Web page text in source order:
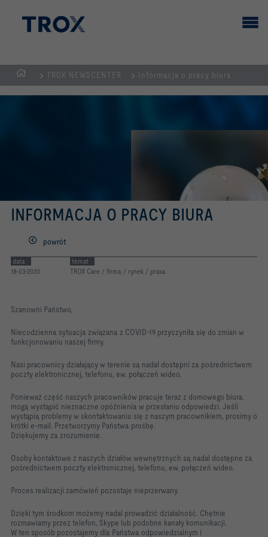
STRONA
TROX NEWSCENTER Informacja o pracy biura
INFORMACJA O PRACY BIURA
powrót
data
18-03-2020
temat
TROX Care / firma / rynek / prasa
Szanowni Państwo,
Niecodzienna sytuacja związana z COVID-19 przyczyniła się do zmian w
funkcjonowaniu naszej firmy.
Nasi pracownicy działający w terenie są nadal dostępni za pośrednictwem
poczty elektronicznej, telefonu, ew. połączeń wideo.
Ponieważ część naszych pracowników pracuje teraz z domowego biura,
mogą wystąpić nieznaczne opóźnienia w przesłaniu odpowiedzi. Jeśli
wystąpią problemy w skontaktowaniu się z naszym pracownikiem, prosimy o
krótki e-mail. Przetworzymy Państwa prośbę.
Dziękujemy za zrozumienie.
Osoby kontaktowe z naszych działów wewnętrznych są nadal dostępne za
pośrednictwem poczty elektronicznej, telefonu, ew. połączeń wideo.
Proces realizacji zamówień pozostaje nieprzerwany.
Dzięki tym środkom możemy nadal prowadzić działalność. Chętnie
rozmawiamy przez telefon, Skype lub podobne kanały komunikacji.
W ten sposób pozostajemy dla Państwa odpowiedzialnym i